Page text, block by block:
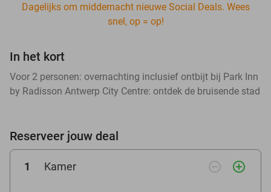
Dagelijks om middernacht nieuwe Social Deals. Wees
snel, op = op!
In het kort
Voor 2 personen: overnachting inclusief ontbijt bij Park Inn
by Radisson Antwerp City Centre: ontdek de bruisende stad
Reserveer jouw deal
1 Kamer remove_circle_outline add_circle_outline